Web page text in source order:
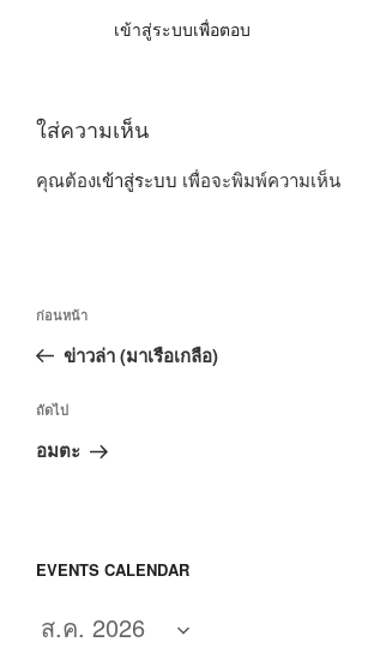
เข้าสู่ระบบเพื่อตอบ
ใส่ความเห็น
คุณต้องเข้าสู่ระบบ เพื่อจะพิมพ์ความเห็น
แนะแนว
เรื่อง
เรื่อง
ก่อน
ก่อนหน้า
ข่าวล่า (มาเรือเกลือ)
เรื่อง
ถัด
ถัดไป
อมตะ
EVENTS CALENDAR